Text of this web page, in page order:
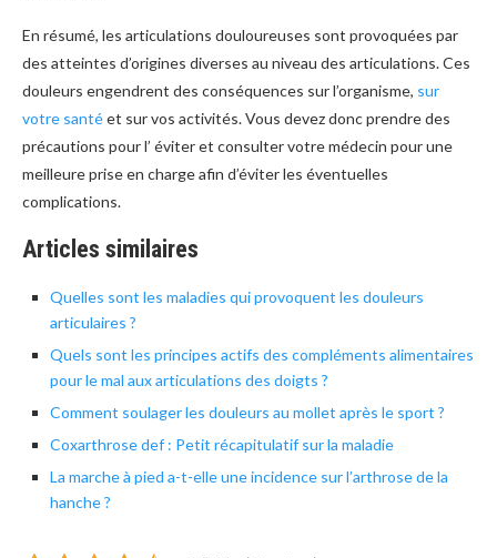
En résumé, les articulations douloureuses sont provoquées par
des atteintes d’origines diverses au niveau des articulations. Ces
douleurs engendrent des conséquences sur l’organisme, sur
votre santéet sur vos activités. Vous devez donc prendre des
précautions pour l’ éviter et consulter votre médecin pour une
meilleure prise en charge afin d’éviter les éventuelles
complications.
Articles similaires
Quelles sont les maladies qui provoquent les douleurs
articulaires ?
Quels sont les principes actifs des compléments alimentaires
pour le mal aux articulations des doigts ?
Comment soulager les douleurs au mollet après le sport ?
Coxarthrose def : Petit récapitulatif sur la maladie
La marche à pied a-t-elle une incidence sur l’arthrose de la
hanche ?